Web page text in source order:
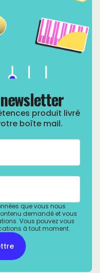
produit livré
boîte mail.
que vous nous
demandé et vous
Vous pouvez vous
à tout moment.